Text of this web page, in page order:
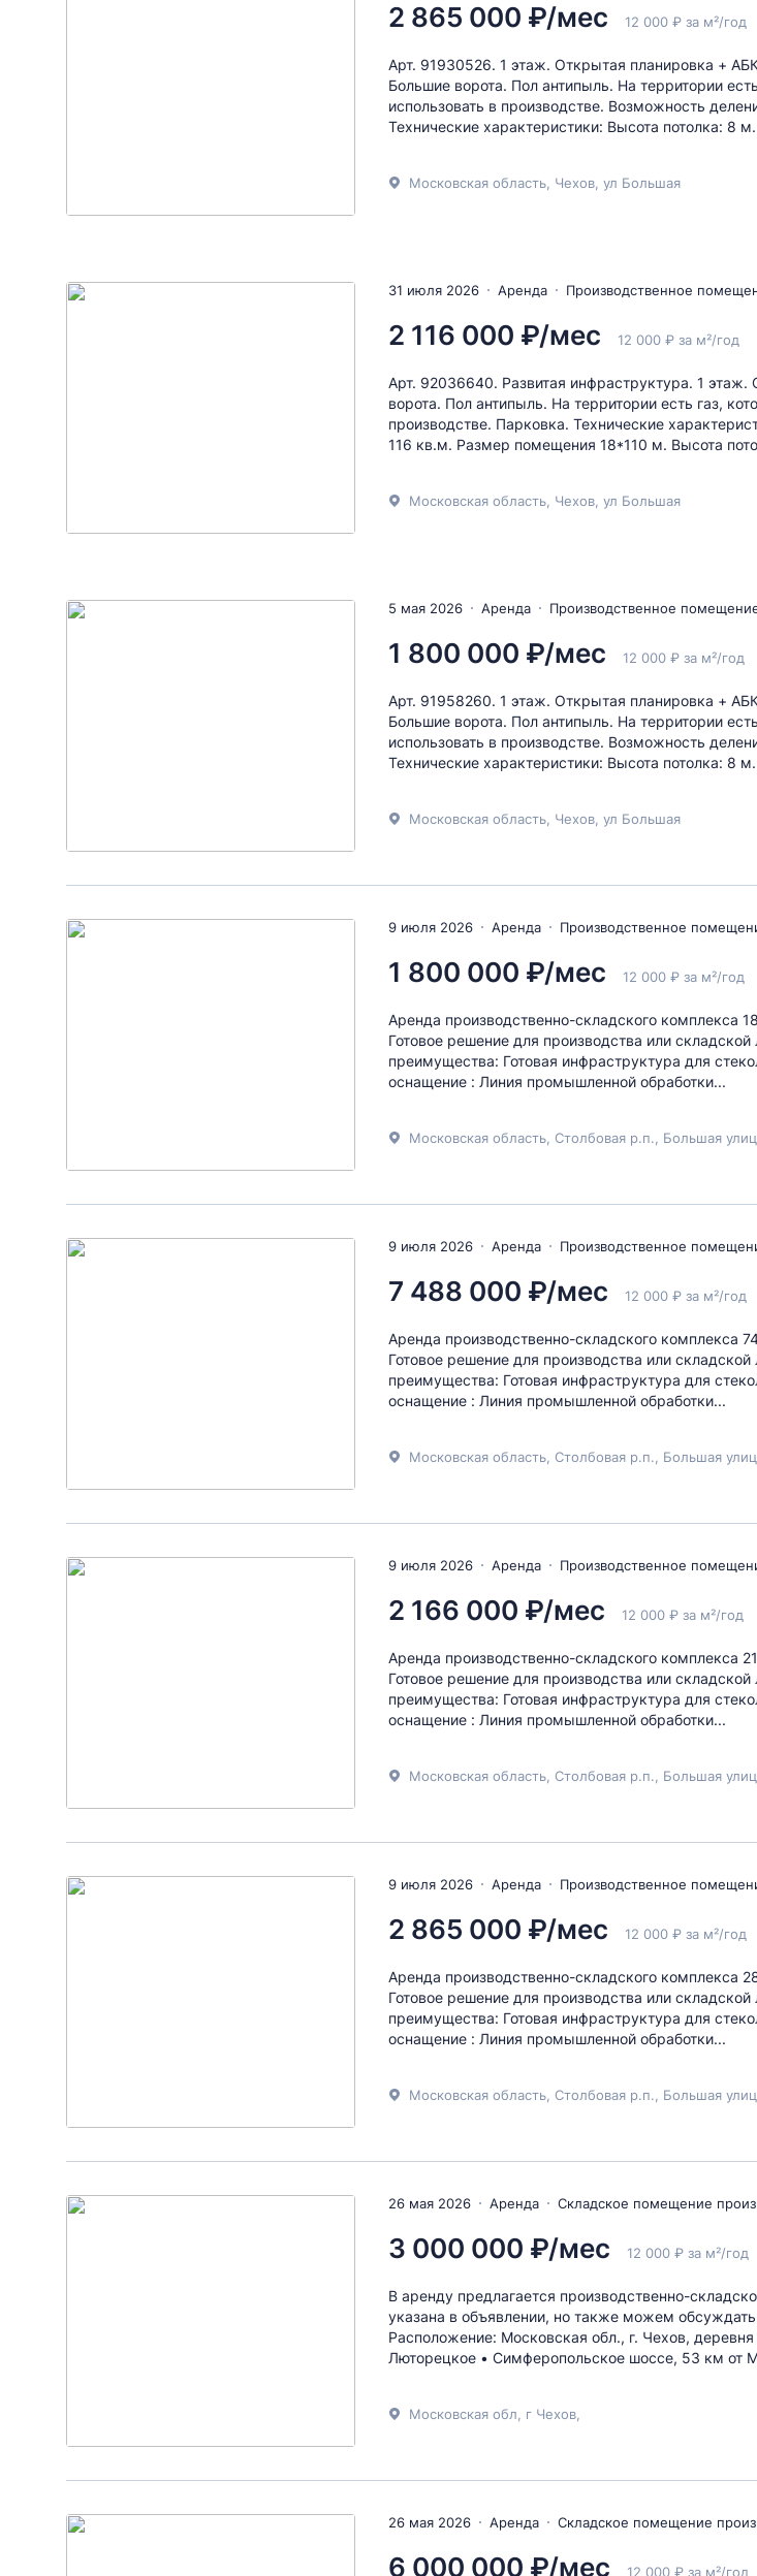
2 865 000 ₽/мес 12 000 ₽ за м²/год
Арт. 91930526. 1 этаж. Открытая планировка +
Большие ворота. Пол антипыль. На территории
использовать в производстве. Возможность
Технические характеристики: Высота потолка: 8
Московская область, Чехов, ул Большая
31 июля 2026 Аренда Производственное
2 116 000 ₽/мес 12 000 ₽ за м²/год
Арт. 92036640. Развитая инфраструктура. 1
ворота. Пол антипыль. На территории есть газ,
производстве. Парковка. Технические
116 кв.м. Размер помещения 18*110 м. Высота
Московская область, Чехов, ул Большая
5 мая 2026 Аренда Производственное
1 800 000 ₽/мес 12 000 ₽ за м²/год
Арт. 91958260. 1 этаж. Открытая планировка +
Большие ворота. Пол антипыль. На территории
использовать в производстве. Возможность
Технические характеристики: Высота потолка: 8
Московская область, Чехов, ул Большая
9 июля 2026 Аренда Производственное
1 800 000 ₽/мес 12 000 ₽ за м²/год
Аренда производственно-складского комплекса
Готовое решение для производства или
преимущества: Готовая инфраструктура для
оснащение : Линия промышленной обработки...
Московская область, Столбовая р.п., Большая
9 июля 2026 Аренда Производственное
7 488 000 ₽/мес 12 000 ₽ за м²/год
Аренда производственно-складского комплекса
Готовое решение для производства или
преимущества: Готовая инфраструктура для
оснащение : Линия промышленной обработки...
Московская область, Столбовая р.п., Большая
9 июля 2026 Аренда Производственное
2 166 000 ₽/мес 12 000 ₽ за м²/год
Аренда производственно-складского комплекса
Готовое решение для производства или
преимущества: Готовая инфраструктура для
оснащение : Линия промышленной обработки...
Московская область, Столбовая р.п., Большая
9 июля 2026 Аренда Производственное
2 865 000 ₽/мес 12 000 ₽ за м²/год
Аренда производственно-складского комплекса
Готовое решение для производства или
преимущества: Готовая инфраструктура для
оснащение : Линия промышленной обработки...
Московская область, Столбовая р.п., Большая
26 мая 2026 Аренда Складское помещение
3 000 000 ₽/мес 12 000 ₽ за м²/год
В аренду предлагается производственно-
указана в объявлении, но также можем
Расположение: Московская обл., г. Чехов,
Люторецкое • Симферопольское шоссе, 53 км от
Московская обл, г Чехов,
26 мая 2026 Аренда Складское помещение
6 000 000 ₽/мес 12 000 ₽ за м²/год